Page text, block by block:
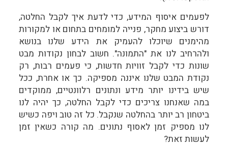
לפעמים איסוף המידע, כדי לדעת איך לקבל החלטה,
דורש ביצוע מחקר, פנייה למומחים בתחום או למקורות
מהימנים שיוכלו להעמיק את הידע שלנו בנושא
ולהרחיב לנו את "התמונה". חשוב לבחון נקודות מבט
שונות כדי לקבל זוויות חדשות, כי פעמים רבות, רק
נקודת המבט שלנו איננה מספיקה. כך או אחרת, ככל
שיש בידינו יותר מידע ונתונים רלוונטיים, ממוקדים
במה שאנחנו צריכים כדי לקבל החלטה, כך יהיה לנו
ביטחון רב יותר בהחלטה שנקבל. כל זה טוב ויפה כשיש
לנו מספיק זמן לאסוף נתונים. מה קורה כשאין זמן
לעשות זאת?